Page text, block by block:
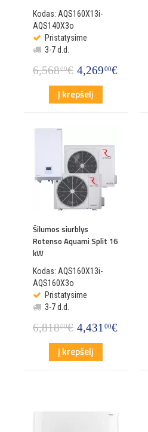
Kodas: AQS160X13i-
AQS140X3o
Pristatysime
3-7 d.d.
6,56800€ 4,26900€
Į krepšelį
Šilumos siurblys
Rotenso Aquami Split 16
kW
Kodas: AQS160X13i-
AQS160X3o
Pristatysime
3-7 d.d.
6,81800€ 4,43100€
Į krepšelį